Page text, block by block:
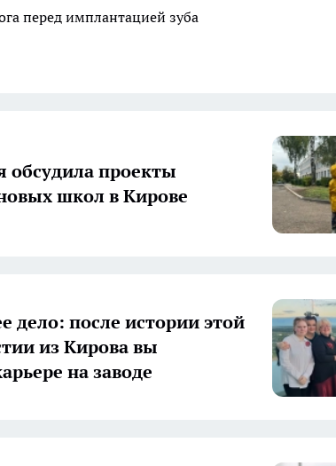
перед имплантацией зуба
обсудила проекты
школ в Кирове
дело: после истории этой
из Кирова вы
на заводе